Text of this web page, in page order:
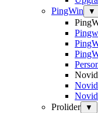
PingWin
▼
Prolider
▼